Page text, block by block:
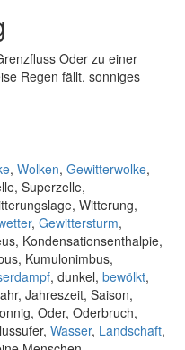
Oder zu einer
Regen fällt, sonniges
, Wolken, Gewitterwolke,
Superzelle,
Witterung,
, Gewittersturm,
Kondensationsenthalpie,
Kumulonimbus,
, dunkel, bewölkt,
Jahreszeit, Saison,
Oder, Oderbruch,
Wasser, Landschaft,